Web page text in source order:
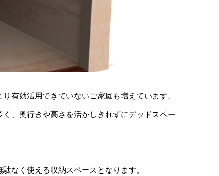
有効活用できていないご家庭も増えています。
、奥行きや高さを活かしきれずにデッドスペー
なく使える収納スペースとなります。